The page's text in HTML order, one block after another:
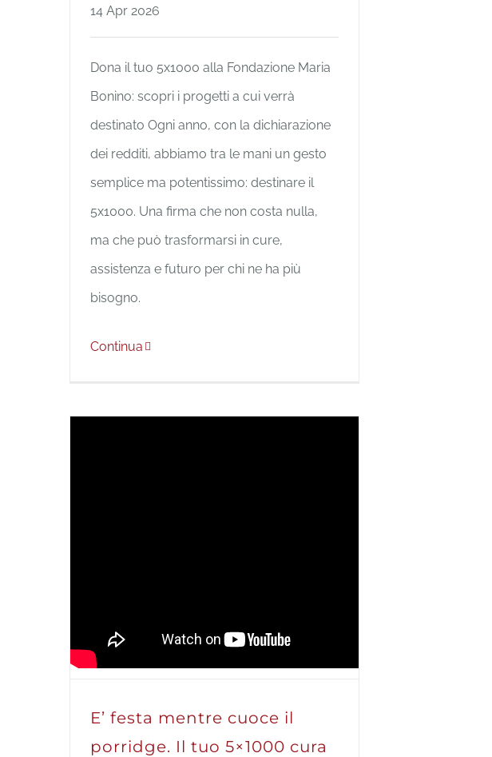
14 Apr 2026
Dona il tuo 5x1000 alla Fondazione Maria
Bonino: scopri i progetti a cui verrà
destinato Ogni anno, con la dichiarazione
dei redditi, abbiamo tra le mani un gesto
semplice ma potentissimo: destinare il
5x1000. Una firma che non costa nulla,
ma che può trasformarsi in cure,
assistenza e futuro per chi ne ha più
bisogno.
Continua
E’ festa mentre cuoce il
porridge. Il tuo 5×1000 cura